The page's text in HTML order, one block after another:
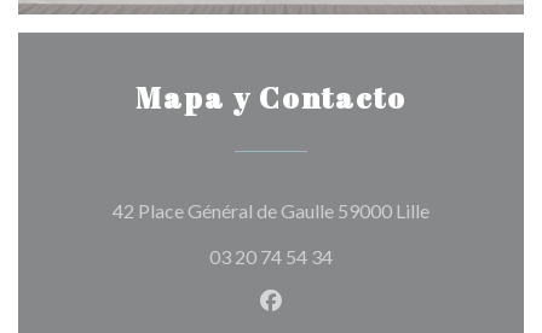
Mapa y Contacto
42 Place Général de Gaulle 59000 Lille((abre en una
03 20 74 54 34
Facebook ((abre en una